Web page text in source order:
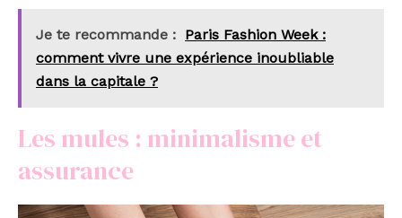
Je te recommande : Paris Fashion Week :
comment vivre une expérience inoubliable
dans la capitale ?
Les mules : minimalisme et
assurance